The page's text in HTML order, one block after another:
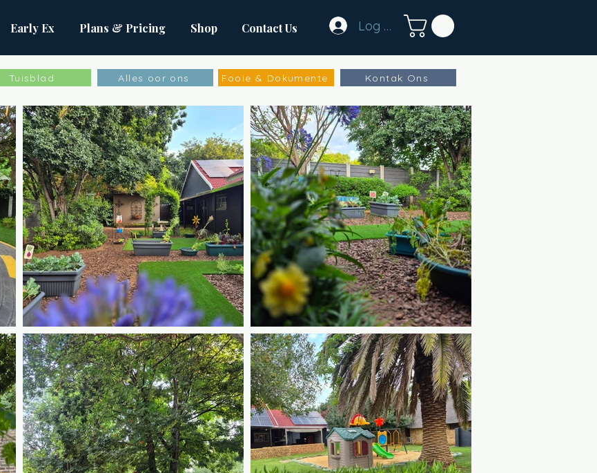
Early Ex Plans & Pricing Shop Contact Us Log In
Tuisblad Alles oor ons Fooie & Dokumente Kontak Ons